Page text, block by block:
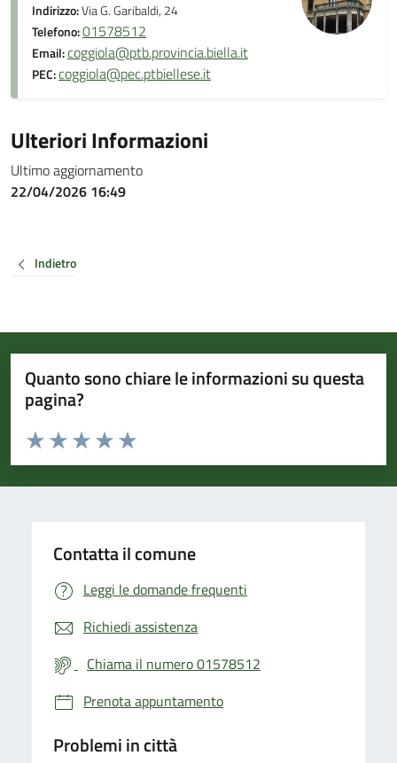
Indirizzo:Via G. Garibaldi, 24
Telefono:01578512
Email:coggiola@ptb.provincia.biella.it
PEC:coggiola@pec.ptbiellese.it
Ulteriori Informazioni
Ultimo aggiornamento
22/04/2026 16:49
Indietro
Quanto sono chiare le informazioni su questa
pagina?
Valuta da 1 a 5 stelle la pagina
Valuta 5 stelle su 5
Valuta 4 stelle su 5
Valuta 3 stelle su 5
Valuta 2 stelle su 5
Valuta 1 stelle su 5
Contatta il comune
Leggi le domande frequenti
Richiedi assistenza
Chiama il numero 01578512
Prenota appuntamento
Problemi in città